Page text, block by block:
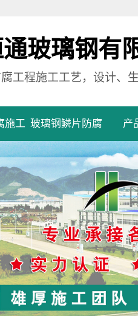
玻璃钢有
工程施工工艺，设计、
施工 玻璃钢鳞片防腐
玻璃钢防腐
污水池玻璃钢防腐
地坪玻璃钢防腐
罐体玻璃钢防腐
管道玻璃钢防腐
设备玻璃钢防腐
产
玻
污水池
地坪
罐体
管道
设备